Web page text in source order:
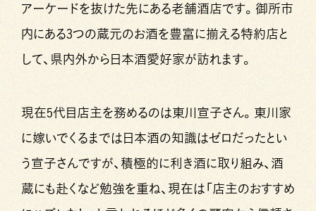
アーケードを抜けた先にある老舗酒店です。御所市
内にある3つの蔵元のお酒を豊富に揃える特約店と
して、県内外から日本酒愛好家が訪れます。
現在5代目店主を務めるのは東川宣子さん。東川家
に嫁いでくるまでは日本酒の知識はゼロだったとい
う宣子さんですが、積極的に利き酒に取り組み、酒
蔵にも赴くなど勉強を重ね、現在は「店主のおすすめ